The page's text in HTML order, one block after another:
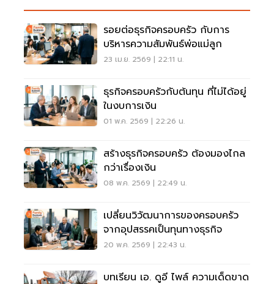
รอยต่อธุรกิจครอบครัว กับการ
บริหารความสัมพันธ์พ่อแม่ลูก
23 เม.ย. 2569 | 22:11 น.
ธุรกิจครอบครัวกับต้นทุน ที่ไม่ได้อยู่
ในงบการเงิน
01 พ.ค. 2569 | 22:26 น.
สร้างธุรกิจครอบครัว ต้องมองไกล
กว่าเรื่องเงิน
08 พ.ค. 2569 | 22:49 น.
เปลี่ยนวิวัฒนาการของครอบครัว
จากอุปสรรคเป็นทุนทางธุรกิจ
20 พ.ค. 2569 | 22:43 น.
บทเรียน เอ. ดูอี ไพล์ ความเด็ดขาด